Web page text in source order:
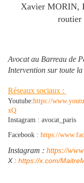
Xavier MORIN,
routier
Avocat au Barreau de
Intervention sur toute
Réseaux sociaux :
Youtube:https://
xQ
Instagram : avocat_paris
Facebook : https://
Instagram : https://
​X : https://x.com/